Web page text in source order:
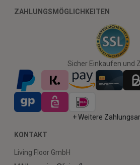
ZAHLUNGSMÖGLICHKEITEN
Sicher Einkaufen und
+ Weitere
KONTAKT
Living Floor GmbH